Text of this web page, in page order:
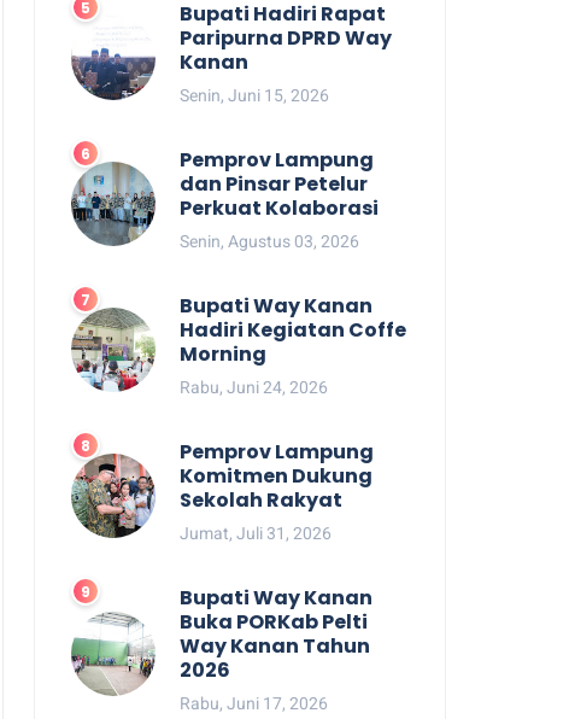
Bupati Hadiri Rapat
Paripurna DPRD Way
Kanan
Senin, Juni 15, 2026
Pemprov Lampung
dan Pinsar Petelur
Perkuat Kolaborasi
Senin, Agustus 03, 2026
Bupati Way Kanan
Hadiri Kegiatan Coffe
Morning
Rabu, Juni 24, 2026
Pemprov Lampung
Komitmen Dukung
Sekolah Rakyat
Jumat, Juli 31, 2026
Bupati Way Kanan
Buka PORKab Pelti
Way Kanan Tahun
2026
Rabu, Juni 17, 2026